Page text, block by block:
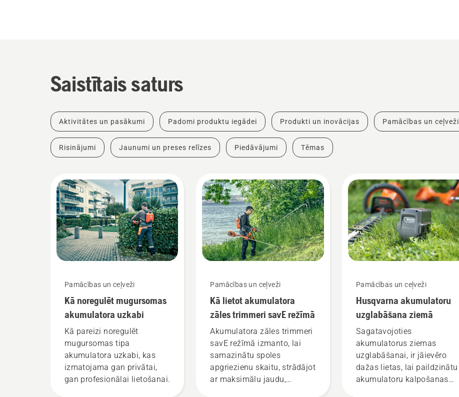
Saistītais saturs
Aktivitātes un pasākumi Padomi produktu iegādei Produkti un inovācijas Pamācības un ceļveži
Risinājumi Jaunumi un preses relīzes Piedāvājumi Tēmas
Pamācības un ceļveži
Kā noregulēt mugursomas
akumulatora uzkabi
Kā pareizi noregulēt
mugursomas tipa
akumulatora uzkabi, kas
izmatojama gan privātai,
gan profesionālai lietošanai.
Pamācības un ceļveži
Kā lietot akumulatora
zāles trimmeri savE režīmā
Akumulatora zāles trimmeri
savE režīmā izmanto, lai
samazinātu spoles
apgriezienu skaitu, strādājot
ar maksimālu jaudu,
Pamācības un ceļveži
Husqvarna akumulatoru
uzglabāšana ziemā
Sagatavojoties
akumulatorus ziemas
uzglabāšanai, ir jāievēro
dažas lietas, lai paildzinātu
akumulatoru kalpošanas